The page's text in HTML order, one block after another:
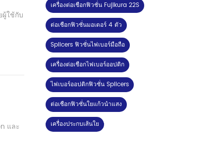
เครื่องต่อเชือกฟิวชั่น Fujikura 22S
ต่อเชือกฟิวชั่นมอเตอร์ 4 ตัว
Splicers ฟิวชั่นไฟเบอร์มือถือ
เครื่องต่อเชือกไฟเบอร์ออปติก
ไฟเบอร์ออปติกฟิวชั่น Splicers
ต่อเชือกฟิวชั่นใยแก้วนำแสง
เครื่องประกบเส้นใย
ใช้กับ
และ